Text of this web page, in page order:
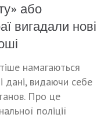
або
вигадали нові
намагаються
дані, видаючи себе
Про це
поліції